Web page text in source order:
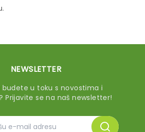
NEWSLETTER
budete u toku s novostima i
Prijavite se na naš newsletter!